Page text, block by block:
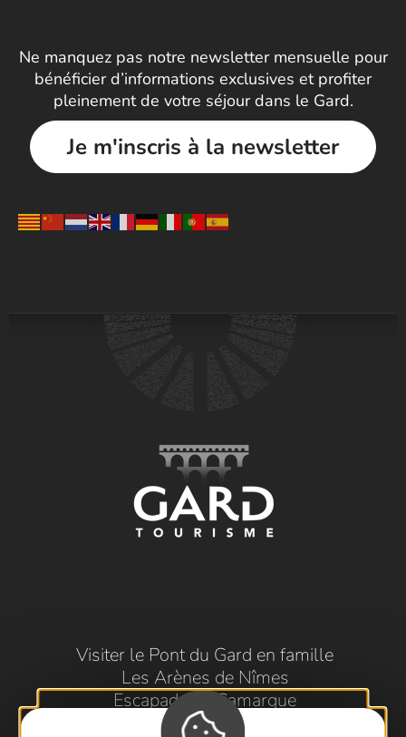
Ne manquez pas notre newsletter mensuelle pour
bénéficier d’informations exclusives et profiter
pleinement de votre séjour dans le Gard.
Je m'inscris à la newsletter
Visiter le Pont du Gard en famille
Les Arènes de Nîmes
Escapade en Camargue
Randonnée en Cévennes